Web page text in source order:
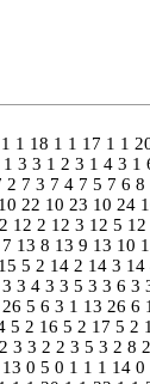
1 1 18 1 1 17 1 1
1 3 3 1 2 3 1 4 3 1
2 7 3 7 4 7 5 7 6 8
10 22 10 23 10 24
12 2 12 3 12 5 12
13 8 13 9 13 10
5 2 14 2 14 3 14
3 3 4 3 3 5 3 3 6 3
5 6 3 1 13 26 6
5 2 16 5 2 17 5 2
3 3 2 2 3 5 3 2 8 2
13 0 5 0 1 1 1 14 0